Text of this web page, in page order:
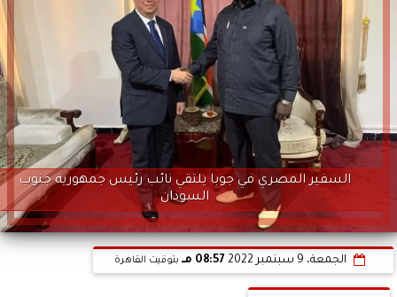
السفير المصري في جوبا يلتقي نائب رئيس جمهورية جنوب
السودان
الجمعة، 9 سبتمبر 2022 08:57 مـ بتوقيت القاهرة